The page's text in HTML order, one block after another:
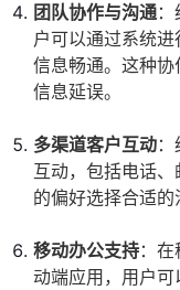
团队协作与沟通：
户可以通过系统
信息畅通。这种
信息延误。
多渠道客户互动
互动，包括电话
的偏好选择合适的
移动办公支持：
动端应用，用户可